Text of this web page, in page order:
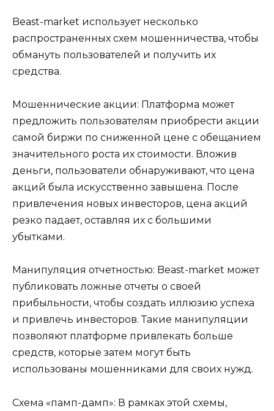
Beast-market использует несколько
распространенных схем мошенничества, чтобы
обмануть пользователей и получить их
средства.
Мошеннические акции: Платформа может
предложить пользователям приобрести акции
самой биржи по сниженной цене с обещанием
значительного роста их стоимости. Вложив
деньги, пользователи обнаруживают, что цена
акций была искусственно завышена. После
привлечения новых инвесторов, цена акций
резко падает, оставляя их с большими
убытками.
Манипуляция отчетностью: Beast-market может
публиковать ложные отчеты о своей
прибыльности, чтобы создать иллюзию успеха
и привлечь инвесторов. Такие манипуляции
позволяют платформе привлекать больше
средств, которые затем могут быть
использованы мошенниками для своих нужд.
Схема «памп-дамп»: В рамках этой схемы,